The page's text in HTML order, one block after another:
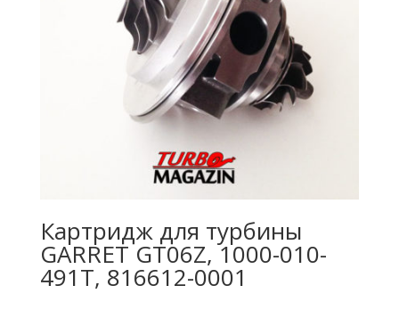
Картридж для турбины
GARRET GT06Z, 1000-010-
491T, 816612-0001